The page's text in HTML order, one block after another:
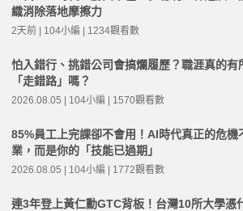
織消除落地摩擦力
2天前 | 104小編 | 1234觀看數
怕入錯行、挑錯公司會搞爛履歷？職涯真的有
「走錯路」嗎？
2026.08.05 | 104小編 | 1570觀看數
85%員工上完課卻不會用！AI時代真正的危機
業，而是你的「技能已過期」
2026.08.05 | 104小編 | 1772觀看數
連3年登上黃仁勳GTC背板！台灣10所大學憑